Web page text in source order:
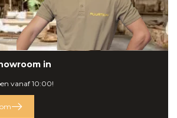
in
vanaf 10:00!